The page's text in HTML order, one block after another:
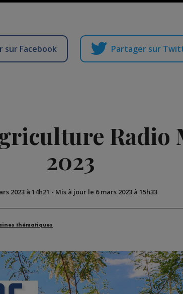
sur Facebook Partager sur
Radio
2023
2023 à 14h21 - Mis à jour le 6 mars 2023 à 15h33
thématiques